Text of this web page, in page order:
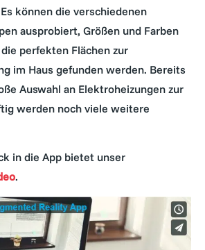
können die verschiedenen
ausprobiert, Größen und Farben
perfekten Flächen zur
im Haus gefunden werden. Bereits
Auswahl an Elektroheizungen zur
werden noch viele weitere
in die App bietet unser
.